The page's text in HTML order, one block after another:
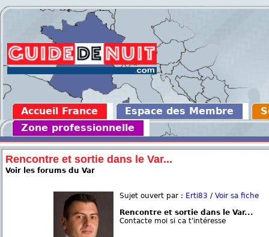
Accueil France Espace des Membre
Zone professionnelle
Rencontre et sortie dans le Var...
Voir les forums du Var
Sujet ouvert par : Erti83 / Voir sa fiche
Rencontre et sortie dans le Var...
Contacte moi si ca t'intéresse